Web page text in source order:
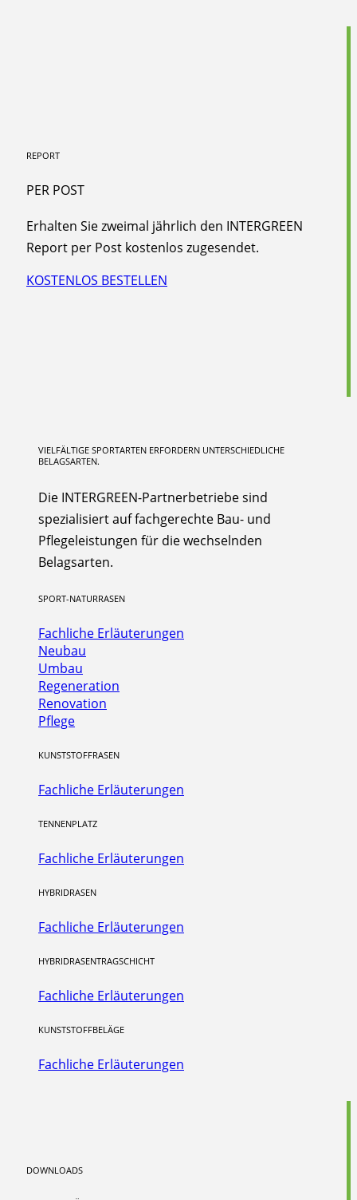
REPORT
PER POST
Erhalten Sie zweimal jährlich den INTERGREEN
Report per Post kostenlos zugesendet.
KOSTENLOS BESTELLEN
VIELFÄLTIGE SPORTARTEN ERFORDERN UNTERSCHIEDLICHE
BELAGSARTEN.
Die INTERGREEN-Partnerbetriebe sind
spezialisiert auf fachgerechte Bau- und
Pflegeleistungen für die wechselnden
Belagsarten.
SPORT-NATURRASEN
Fachliche Erläuterungen
Neubau
Umbau
Regeneration
Renovation
Pflege
KUNSTSTOFFRASEN
Fachliche Erläuterungen
TENNENPLATZ
Fachliche Erläuterungen
HYBRIDRASEN
Fachliche Erläuterungen
HYBRIDRASENTRAGSCHICHT
Fachliche Erläuterungen
KUNSTSTOFFBELÄGE
Fachliche Erläuterungen
DOWNLOADS